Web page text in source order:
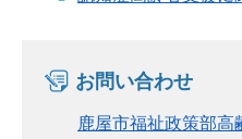
お問い合わせ
鹿屋市福祉政策部